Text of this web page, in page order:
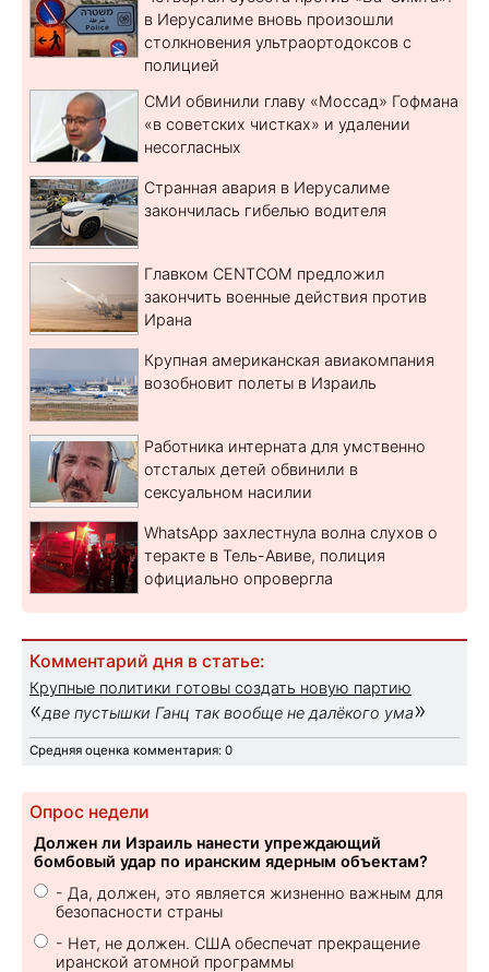
в Иерусалиме вновь произошли
столкновения ультраортодоксов с
полицией
СМИ обвинили главу «Моссад» Гофмана
«в советских чистках» и удалении
несогласных
Странная авария в Иерусалиме
закончилась гибелью водителя
Главком CENTCOM предложил
закончить военные действия против
Ирана
Крупная американская авиакомпания
возобновит полеты в Израиль
Работника интерната для умственно
отсталых детей обвинили в
сексуальном насилии
WhatsApp захлестнула волна слухов о
теракте в Тель-Авиве, полиция
официально опровергла
Комментарий дня в статье:
Крупные политики готовы создать новую партию
«две пустышки Ганц так вообще не далёкого ума»
Средняя оценка комментария: 0
Опрос недели
Должен ли Израиль нанести упреждающий
бомбовый удар по иранским ядерным объектам?
- Да, должен, это является жизненно важным для
безопасности страны
- Нет, не должен. США обеспечат прекращение
иранской атомной программы